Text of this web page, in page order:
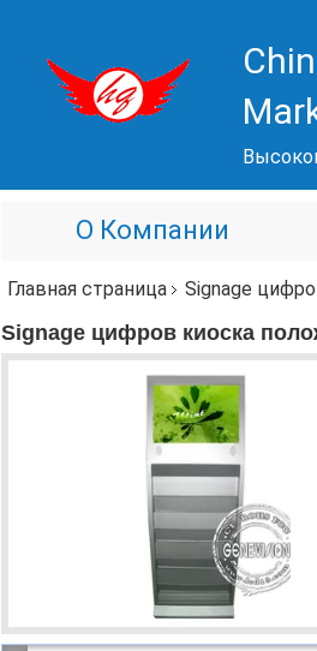
О Компании
Главная страница Signage
Signage цифров киоска